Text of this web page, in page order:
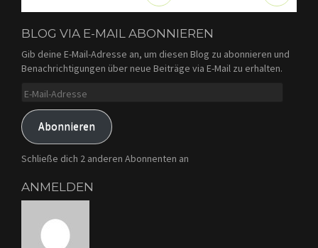
BLOG VIA E-MAIL ABONNIEREN
Gib deine E-Mail-Adresse an, um diesen Blog zu abonnieren und
Benachrichtigungen über neue Beiträge via E-Mail zu erhalten.
E-
Adresse
Abonnieren
Schließe dich 2 anderen Abonnenten an
ANMELDEN